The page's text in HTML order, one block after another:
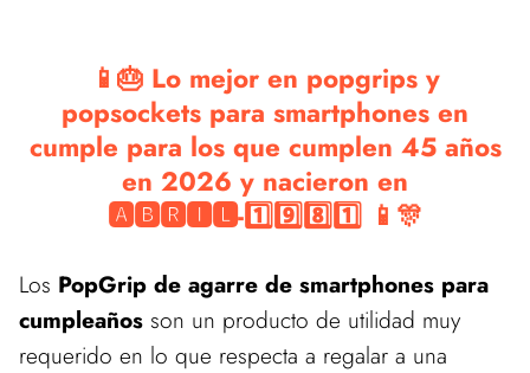
📱🎂 Lo mejor en popgrips y
popsockets para smartphones en
cumple para los que cumplen 45 años
en 2026 y nacieron en
🅰🅱🆁🅸🅻-1️⃣9️⃣8️⃣1️⃣ 📱🎊
Los PopGrip de agarre de smartphones para
cumpleaños son un producto de utilidad muy
requerido en lo que respecta a regalar a una